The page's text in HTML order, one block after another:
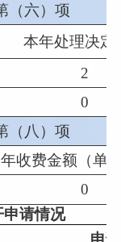
（六）项
本年处理决定
2
0
（八）项
收费金额（单
0
申请情况